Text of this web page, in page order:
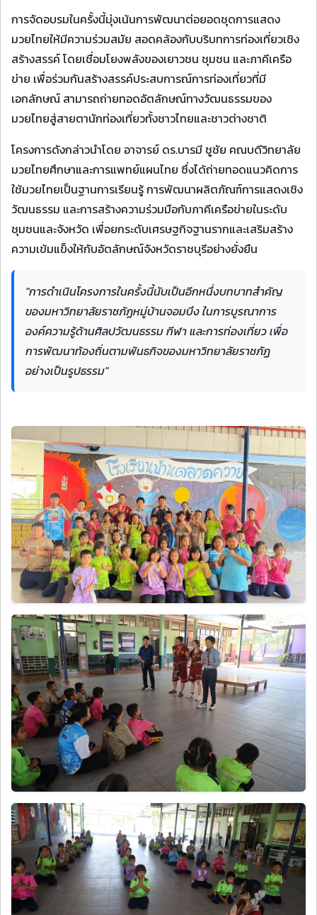
การจัดอบรมในครั้งนี้มุ่งเน้นการพัฒนาต่อยอดชุดการแสดง
มวยไทยให้มีความร่วมสมัย สอดคล้องกับบริบทการท่องเที่ยวเชิง
สร้างสรรค์ โดยเชื่อมโยงพลังของเยาวชน ชุมชน และภาคีเครือ
ข่าย เพื่อร่วมกันสร้างสรรค์ประสบการณ์การท่องเที่ยวที่มี
เอกลักษณ์ สามารถถ่ายทอดอัตลักษณ์ทางวัฒนธรรมของ
มวยไทยสู่สายตานักท่องเที่ยวทั้งชาวไทยและชาวต่างชาติ
โครงการดังกล่าวนำโดย อาจารย์ ดร.บารมี ชูชัย คณบดีวิทยาลัย
มวยไทยศึกษาและการแพทย์แผนไทย ซึ่งได้ถ่ายทอดแนวคิดการ
ใช้มวยไทยเป็นฐานการเรียนรู้ การพัฒนาผลิตภัณฑ์การแสดงเชิง
วัฒนธรรม และการสร้างความร่วมมือกับภาคีเครือข่ายในระดับ
ชุมชนและจังหวัด เพื่อยกระดับเศรษฐกิจฐานรากและเสริมสร้าง
ความเข้มแข็งให้กับอัตลักษณ์จังหวัดราชบุรีอย่างยั่งยืน
"การดำเนินโครงการในครั้งนี้นับเป็นอีกหนึ่งบทบาทสำคัญ
ของมหาวิทยาลัยราชภัฏหมู่บ้านจอมบึง ในการบูรณาการ
องค์ความรู้ด้านศิลปวัฒนธรรม กีฬา และการท่องเที่ยว เพื่อ
การพัฒนาท้องถิ่นตามพันธกิจของมหาวิทยาลัยราชภัฏ
อย่างเป็นรูปธรรม"